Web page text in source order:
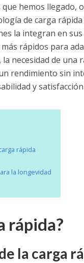
hemos llegado,
de carga
la integran en
rápidos para
necesidad de una
rendimiento sin
y
rápida
la longevidad
rápida?
la carga